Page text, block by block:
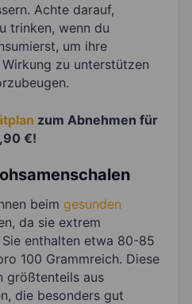
Achte darauf,
trinken, wenn du
um ihre
zu unterstützen
zum Abnehmen für
€!
beim gesunden
da sie extrem
enthalten etwa 80-85
100 Grammreich. Diese
größtenteils aus
die besonders gut